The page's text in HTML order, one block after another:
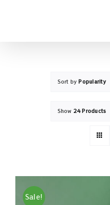
Sort byPopularity
Show 24 Products
Sale!